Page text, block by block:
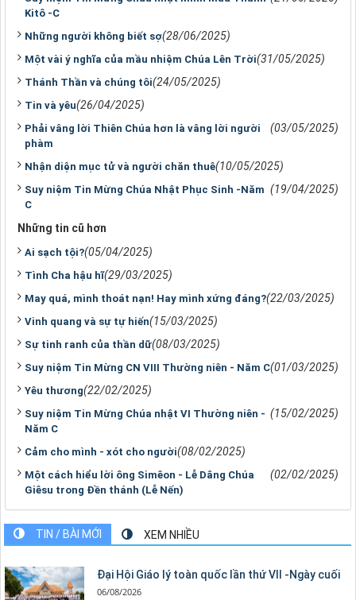
Kitô -C
Những người không biết sợ(28/06/2025)
Một vài ý nghĩa của mầu nhiệm Chúa Lên Trời(31/05/2025)
Thánh Thần và chúng tôi(24/05/2025)
Tin và yêu(26/04/2025)
Phải vâng lời Thiên Chúa hơn là vâng lời người
phàm
(03/05/2025)
Nhận diện mục tử và người chăn thuê(10/05/2025)
Suy niệm Tin Mừng Chúa Nhật Phục Sinh -Năm
C
(19/04/2025)
Những tin cũ hơn
Ai sạch tội?(05/04/2025)
Tình Cha hậu hĩ(29/03/2025)
May quá, mình thoát nạn! Hay mình xứng đáng?(22/03/2025)
Vinh quang và sự tự hiến(15/03/2025)
Sự tinh ranh của thần dữ(08/03/2025)
Suy niệm Tin Mừng CN VIII Thường niên - Năm C(01/03/2025)
Yêu thương(22/02/2025)
Suy niệm Tin Mừng Chúa nhật VI Thường niên -
Năm C
(15/02/2025)
Cảm cho mình - xót cho người(08/02/2025)
Một cách hiểu lời ông Simêon - Lễ Dâng Chúa
Giêsu trong Đền thánh (Lễ Nến)
(02/02/2025)
TIN / BÀI MỚI XEM NHIỀU
Đại Hội Giáo lý toàn quốc lần thứ VII -Ngày cuối
06/08/2026